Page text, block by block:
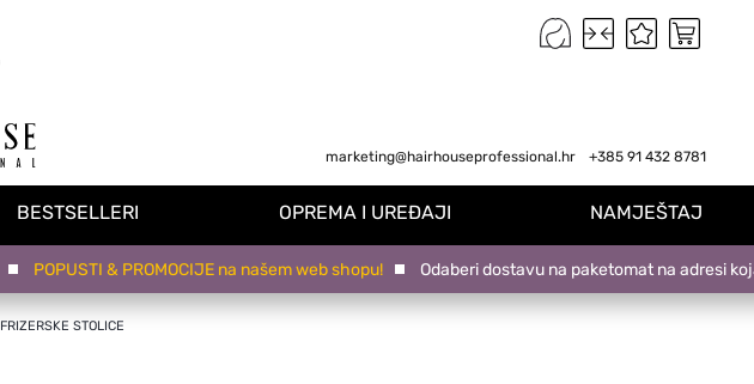
marketing@hairhouseprofessional.hr +385 91 432 8781
BESTSELLERI OPREMA I UREĐAJI NAMJEŠTAJ
POPUSTI & PROMOCIJE na našem web shopu! Odaberi dostavu na paketomat na adresi koja ti
FRIZERSKE STOLICE